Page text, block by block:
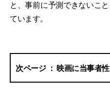
と、事前に予測できないこ
ています。
映画に当事者